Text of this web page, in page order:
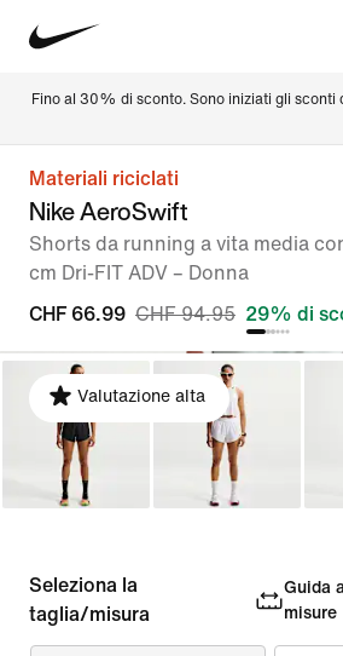
Fino al 30% di sconto. Sono iniziati gli sconti
Materiali riciclati
Nike AeroSwift
Shorts da running a vita media
cm Dri-FIT ADV – Donna
CHF 66.99 CHF 94.95 29% di
Valutazione alta
Seleziona la
taglia/misura
Guida
misure